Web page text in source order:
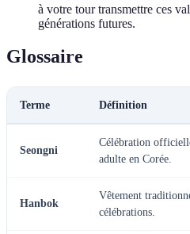
à votre tour transmettre ces
générations futures.
Glossaire
Terme Définition
Seongni
Célébration
adulte en Corée.
Hanbok
Vêtement
célébrations.